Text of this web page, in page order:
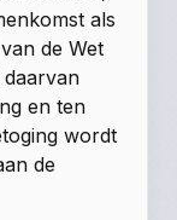
als
de Wet
en ten
wordt
de